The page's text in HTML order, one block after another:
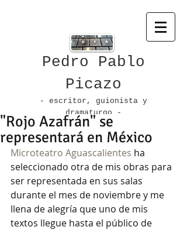
Pedro Pablo
Picazo
- escritor, guionista y
dramaturgo -
"Rojo Azafrán" se
representará en México
Microteatro Aguascalientes ha
seleccionado otra de mis obras para
ser representada en sus salas
durante el mes de noviembre y me
llena de alegría que uno de mis
textos llegue hasta el público de